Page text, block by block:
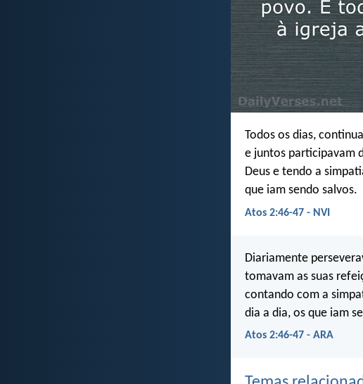
Todos os dias,
e juntos participavam
Deus e tendo a
que iam sendo salvos.
Atos 2:46-47 - NVI
Diariamente
tomavam as suas
contando com a
dia a dia, os que iam
Atos 2:46-47 - ARA